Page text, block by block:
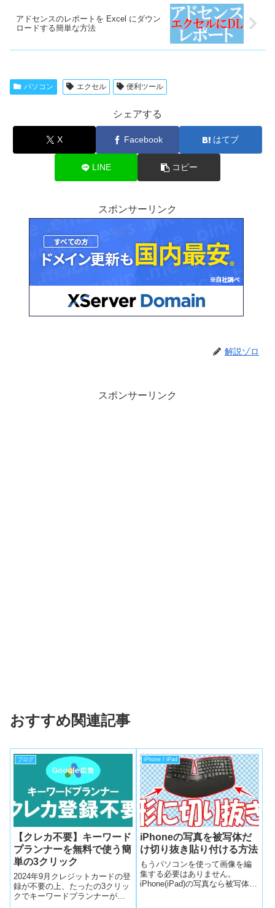
アドセンスのレポートを Excel にダウン
ロードする簡単な方法
パソコン エクセル 便利ツール
シェアする
X Facebook はてブ
LINE コピー
スポンサーリンク
解説ゾロ
スポンサーリンク
おすすめ関連記事
ブログ
【クレカ不要】キーワード
プランナーを無料で使う簡
単の3クリック
2024年9月クレジットカードの登
録が不要の上、たったの3クリッ
クでキーワードプランナーが無
iPhone / iPad
iPhoneの写真を被写体だ
け切り抜き貼り付ける方法
もうパソコンを使って画像を編
集する必要はありません。
iPhone(iPad)の写真なら被写体の